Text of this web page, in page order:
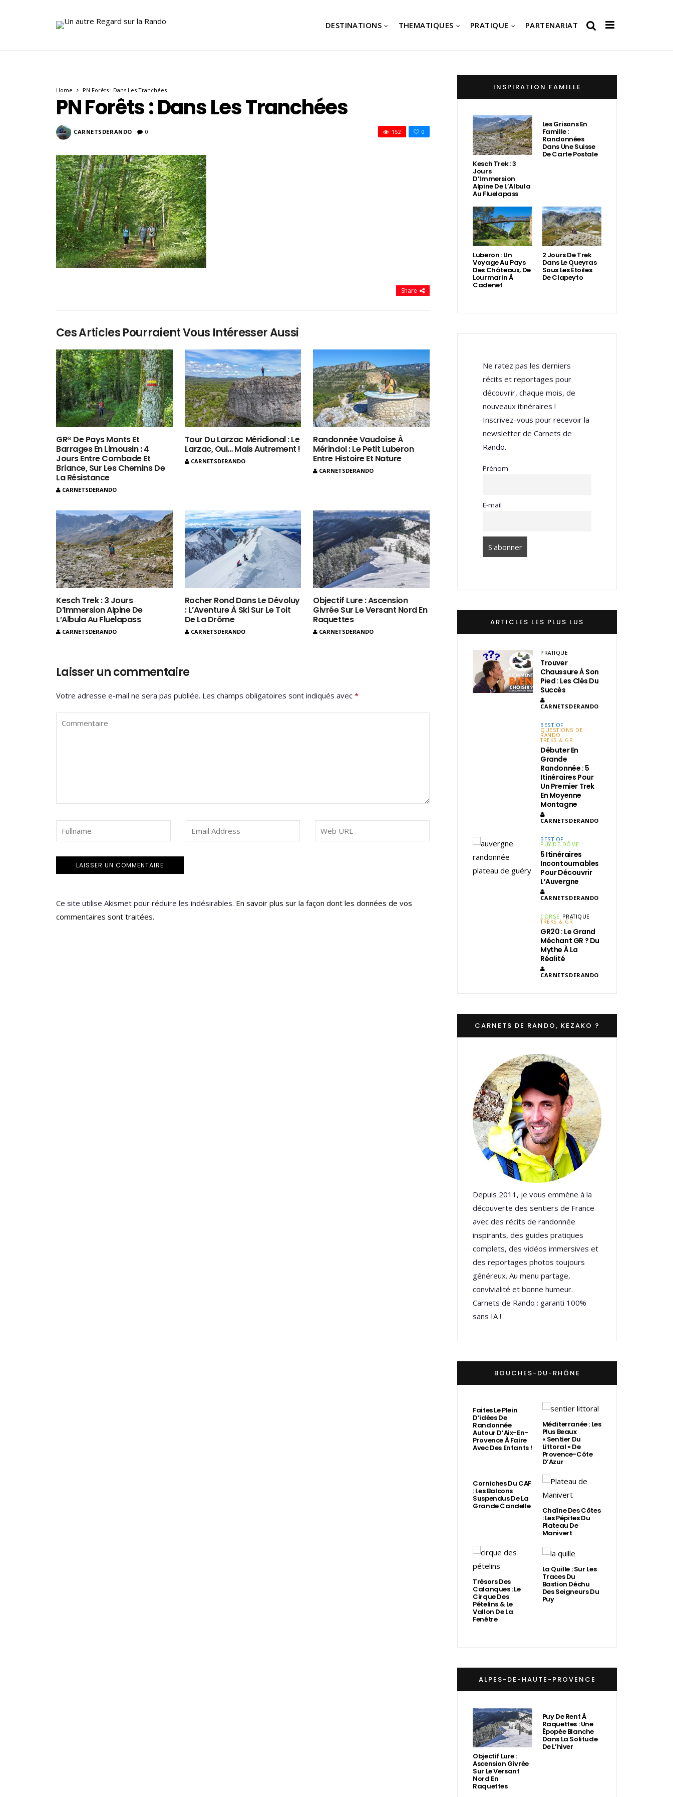
DESTINATIONS THEMATIQUES PRATIQUE PARTENARIAT
Home PN Forêts : Dans Les Tranchées
PN Forêts : Dans Les Tranchées
CARNETSDERANDO 0 0
152
Share
Ces Articles Pourraient Vous Intéresser Aussi
GR® De Pays Monts Et
Barrages En Limousin : 4
Jours Entre Combade Et
Briance, Sur Les Chemins De
La Résistance
CARNETSDERANDO
Tour Du Larzac Méridional : Le
Larzac, Oui… Mais Autrement !
CARNETSDERANDO
Randonnée Vaudoise À
Mérindol : Le Petit Luberon
Entre Histoire Et Nature
CARNETSDERANDO
Kesch Trek : 3 Jours
D’Immersion Alpine De
L’Albula Au Fluelapass
CARNETSDERANDO
Rocher Rond Dans Le Dévoluy
: L’Aventure À Ski Sur Le Toit
De La Drôme
CARNETSDERANDO
Objectif Lure : Ascension
Givrée Sur Le Versant Nord En
Raquettes
CARNETSDERANDO
Laisser un commentaire
Votre adresse e-mail ne sera pas publiée. Les champs obligatoires sont indiqués avec *
Ce site utilise Akismet pour réduire les indésirables. En savoir plus sur la façon dont les données de vos
commentaires sont traitées.
INSPIRATION FAMILLE
Kesch Trek : 3
Jours
D’Immersion
Alpine De L’Albula
Au Fluelapass
Les Grisons En
Famille :
Randonnées
Dans Une Suisse
De Carte Postale
Luberon : Un
Voyage Au Pays
Des Châteaux, De
Lourmarin À
Cadenet
2 Jours De Trek
Dans Le Queyras
Sous Les Étoiles
De Clapeyto
Ne ratez pas les derniers
récits et reportages pour
découvrir, chaque mois, de
nouveaux itinéraires !
Inscrivez-vous pour recevoir la
newsletter de Carnets de
Rando.
Prénom
E-mail
ARTICLES LES PLUS LUS
PRATIQUE
Trouver
Chaussure À Son
Pied : Les Clés Du
Succès
CARNETSDERANDO
BEST OF
QUESTIONS DE
RANDO
TREKS & GR
Débuter En
Grande
Randonnée : 5
Itinéraires Pour
Un Premier Trek
En Moyenne
Montagne
CARNETSDERANDO
BEST OF
PUY-DE-DÔME
5 Itinéraires
Incontournables
Pour Découvrir
L’Auvergne
CARNETSDERANDO
CORSE PRATIQUE
TREKS & GR
GR20 : Le Grand
Méchant GR ? Du
Mythe À La
Réalité
CARNETSDERANDO
CARNETS DE RANDO, KEZAKO ?
Depuis 2011, je vous emmène à la
découverte des sentiers de France
avec des récits de randonnée
inspirants, des guides pratiques
complets, des vidéos immersives et
des reportages photos toujours
généreux. Au menu partage,
convivialité et bonne humeur.
Carnets de Rando : garanti 100%
sans IA !
BOUCHES-DU-RHÔNE
Faites Le Plein
D’idées De
Randonnée
Autour D’Aix-En-
Provence À Faire
Avec Des Enfants !
Méditerranée : Les
Plus Beaux
« Sentier Du
Littoral » De
Provence-Côte
D’Azur
Corniches Du CAF
: Les Balcons
Suspendus De La
Grande Candelle Chaîne Des Côtes
: Les Pépites Du
Plateau De
Manivert
Trésors Des
Calanques : Le
Cirque Des
Pételins & Le
Vallon De La
Fenêtre
La Quille : Sur Les
Traces Du
Bastion Déchu
Des Seigneurs Du
Puy
ALPES-DE-HAUTE-PROVENCE
Objectif Lure :
Ascension Givrée
Sur Le Versant
Nord En
Raquettes
Puy De Rent À
Raquettes : Une
Épopée Blanche
Dans La Solitude
De L’hiver